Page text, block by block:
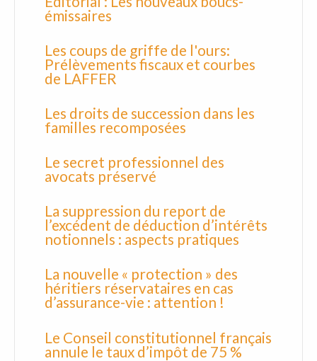
émissaires
Les coups de griffe de l'ours:
Prélèvements fiscaux et courbes
de LAFFER
Les droits de succession dans les
familles recomposées
Le secret professionnel des
avocats préservé
La suppression du report de
l’excédent de déduction d’intérêts
notionnels : aspects pratiques
La nouvelle « protection » des
héritiers réservataires en cas
d’assurance-vie : attention !
Le Conseil constitutionnel français
annule le taux d’impôt de 75 %